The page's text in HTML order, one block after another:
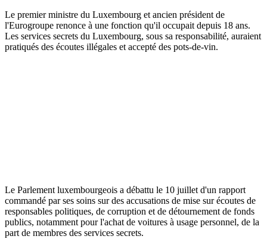
Le premier ministre du Luxembourg et ancien président de
l'Eurogroupe renonce à une fonction qu'il occupait depuis 18 ans.
Les services secrets du Luxembourg, sous sa responsabilité, auraient
pratiqués des écoutes illégales et accepté des pots-de-vin.
Le Parlement luxembourgeois a débattu le 10 juillet d'un rapport
commandé par ses soins sur des accusations de mise sur écoutes de
responsables politiques, de corruption et de détournement de fonds
publics, notamment pour l'achat de voitures à usage personnel, de la
part de membres des services secrets.